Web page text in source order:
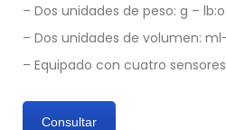
– Dos unidades de peso: g –
– Dos unidades de volumen:
– Equipado con cuatro
Consultar